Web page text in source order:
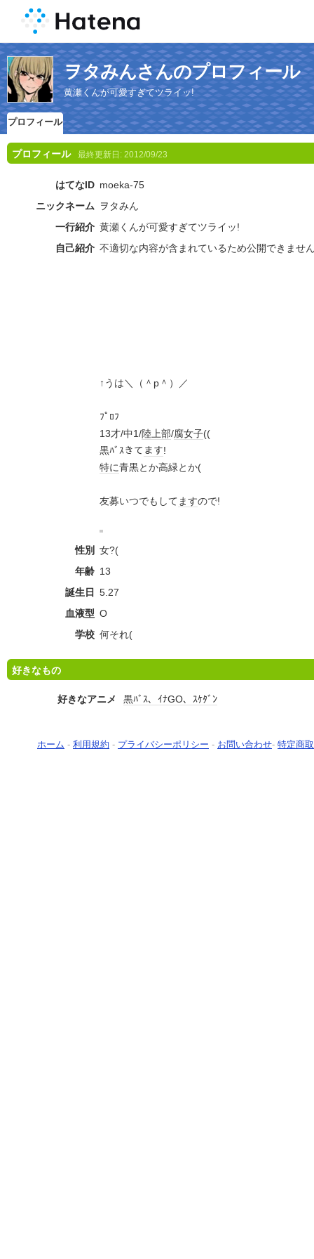
ヲタみんさんのプロフィール
黄瀬くんが可愛すぎてツライッ!
プロフィール
プロフィール 最終更新日: 2012/09/23
はてなID moeka-75
ニックネーム ヲタみん
一行紹介 黄瀬くんが可愛すぎてツライッ!
自己紹介 不適切な内容が含まれているため公開できませ
↑うは＼（＾p＾）／
ﾌﾟﾛﾌ
13才/中1/陸上部/腐女子((
黒ﾊﾞｽきて ます!
特に青黒とか高緑とか(
友募いつでもしてますので!
性別
女?(
年齢 13
誕生日
5.27
血液型 O
学校 何それ(
好きなもの
好きなアニメ 黒ﾊﾞｽ、ｲﾅGO、ｽｹﾀﾞﾝ
ホーム - 利用規約 - プライバシーポリシー - お問い合わせ- 特定商